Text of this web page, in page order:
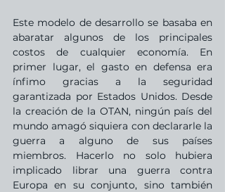
Este modelo de desarrollo se basaba en
abaratar algunos de los principales
costos de cualquier economía. En
primer lugar, el gasto en defensa era
ínfimo gracias a la seguridad
garantizada por Estados Unidos. Desde
la creación de la OTAN, ningún país del
mundo amagó siquiera con declararle la
guerra a alguno de sus países
miembros. Hacerlo no solo hubiera
implicado librar una guerra contra
Europa en su conjunto, sino también